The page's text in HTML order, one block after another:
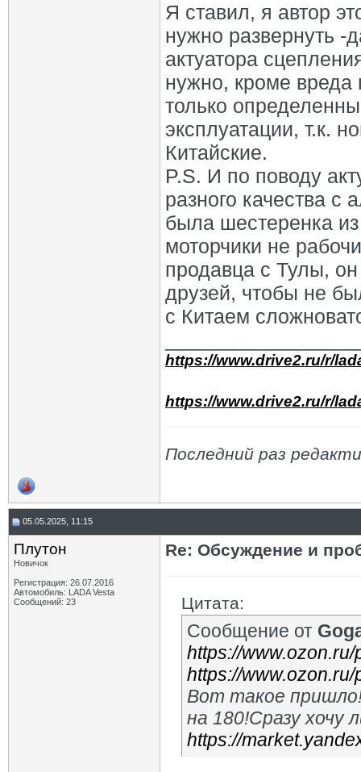
Я ставил, я автор
нужно развернуть -
актуатора
нужно, кроме вреда
только
эксплуатации, т.к.
Китайские.
P.S. И по поводу
разного качества с
была шестеренка из
моторчики не
продавца с Тулы,
друзей, чтобы не
с Китаем
https://www.drive2.ru/r/
https://www.drive2.ru/r/
Последний раз
05.05.2025, 11:15
Плутон
Новичок
Регистрация: 26.07.2016
Автомобиль: LADA Vesta
Сообщений: 23
Re: Обсуждение и
Цитата:
Сообщение от
https://
https://
Вот такое
на 180!Сразу хочу
https://